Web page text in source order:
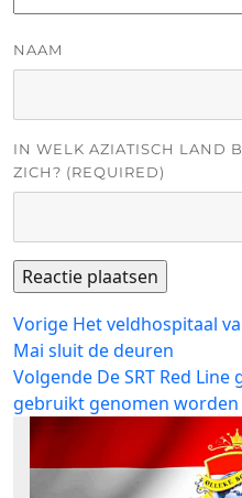
NAAM
IN WELK AZIATISCH LAND
ZICH? (REQUIRED)
Bericht
navigatie
Vorige Vorig
bericht:
Het veldhospitaal
Mai sluit de deuren
Volgende Volgend
bericht:
De SRT Red
gebruikt genomen worden